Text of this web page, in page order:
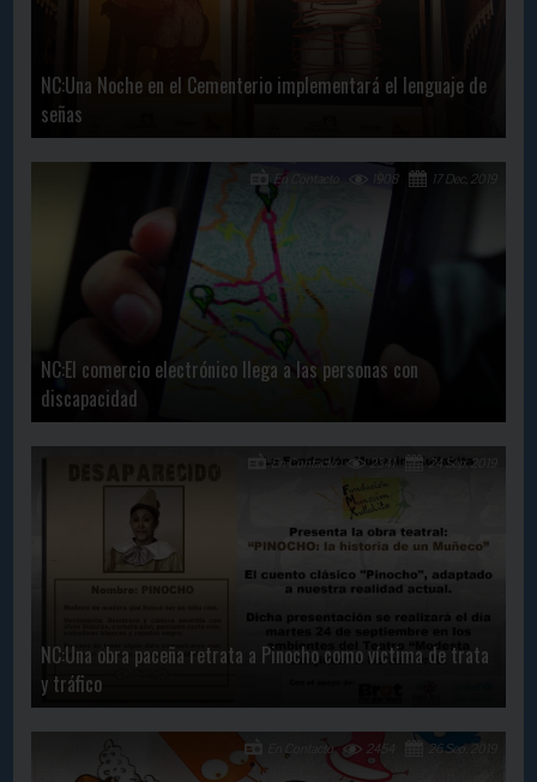
NC:Una Noche en el Cementerio implementará el lenguaje de
señas
NC:El comercio electrónico llega a las personas con
discapacidad
17 Dec, 2019
1908
En Contacto
NC:Una obra paceña retrata a Pinocho como víctima de trata
y tráfico
24 Sep, 2019
2341
En Contacto
26 Sep, 2019
2454
En Contacto